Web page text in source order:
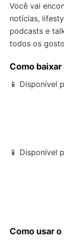
Você vai
notícias,
podcasts e
todos os
Como
📱 Disponível
📱 Disponível
Como usar